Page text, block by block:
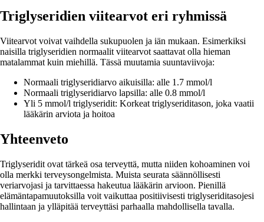
Triglyseridien viitearvot eri ryhmissä
Viitearvot voivat vaihdella sukupuolen ja iän mukaan. Esimerkiksi
naisilla triglyseridien normaalit viitearvot saattavat olla hieman
matalammat kuin miehillä. Tässä muutamia suuntaviivoja:
Normaali triglyseridiarvo aikuisilla: alle 1.7 mmol/l
Normaali triglyseridiarvo lapsilla: alle 0.8 mmol/l
Yli 5 mmol/l triglyseridit: Korkeat triglyseriditason, joka vaatii
lääkärin arviota ja hoitoa
Yhteenveto
Triglyseridit ovat tärkeä osa terveyttä, mutta niiden kohoaminen voi
olla merkki terveysongelmista. Muista seurata säännöllisesti
veriarvojasi ja tarvittaessa hakeutua lääkärin arvioon. Pienillä
elämäntapamuutoksilla voit vaikuttaa positiivisesti triglyseriditasojesi
hallintaan ja ylläpitää terveyttäsi parhaalla mahdollisella tavalla.